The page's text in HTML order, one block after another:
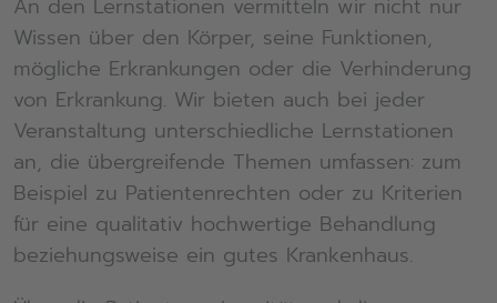
An den Lernstationen vermitteln wir nicht nur
Wissen über den Körper, seine Funktionen,
mögliche Erkrankungen oder die Verhinderung
von Erkrankung. Wir bieten auch bei jeder
Veranstaltung unterschiedliche Lernstationen
an, die übergreifende Themen umfassen: zum
Beispiel zu Patientenrechten oder zu Kriterien
für eine qualitativ hochwertige Behandlung
beziehungsweise ein gutes Krankenhaus.